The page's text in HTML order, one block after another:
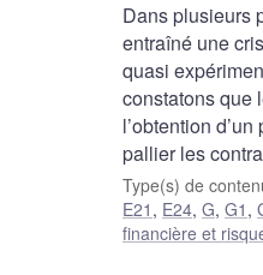
Dans plusieurs
entraîné une
quasi
constatons que
l’obtention
pallier les
Type(s) de
E21 , E24, G, G1 ,
financière et